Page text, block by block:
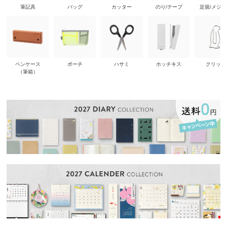
筆記具
ペンケース
（筆箱）
バッグ
ポーチ
カッター
ハサミ
のり/テープ
ホッチキス
定規/メジ
クリップ